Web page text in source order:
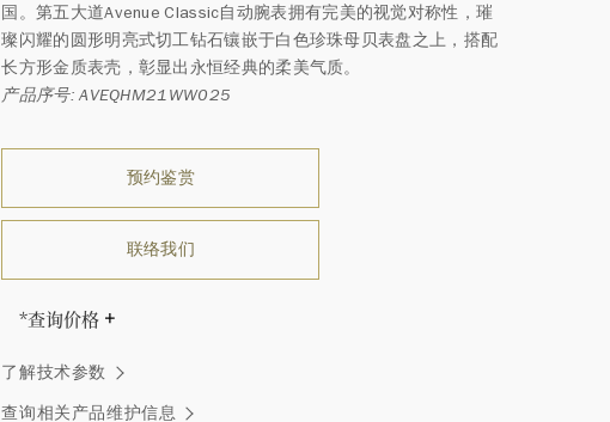
国。第五大道Avenue Classic自动腕表拥有完美的视觉对称性，璀
璨闪耀的圆形明亮式切工钻石镶嵌于白色珍珠母贝表盘之上，搭配
长方形金质表壳，彰显出永恒经典的柔美气质。
产品序号: AVEQHM21WW025
预约鉴赏
联络我们
*查询价格
顿的每一件高级珠宝作品也是如此：每个宝石皆与众不同而采用独
特镶嵌方式，重量和宝石的等级亦不尽相同。如有疑问，敬请咨询
了解技术参数
查询相关产品维护信息